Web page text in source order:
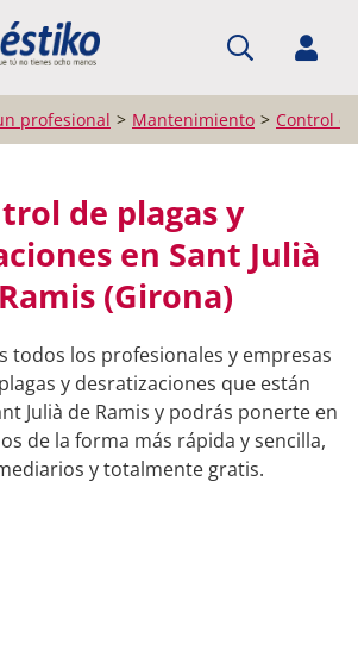
profesional Mantenimiento Control
de plagas y
en Sant Julià
(Girona)
todos los profesionales y empresas
y desratizaciones que están
Julià de Ramis y podrás ponerte en
de la forma más rápida y sencilla,
y totalmente gratis.